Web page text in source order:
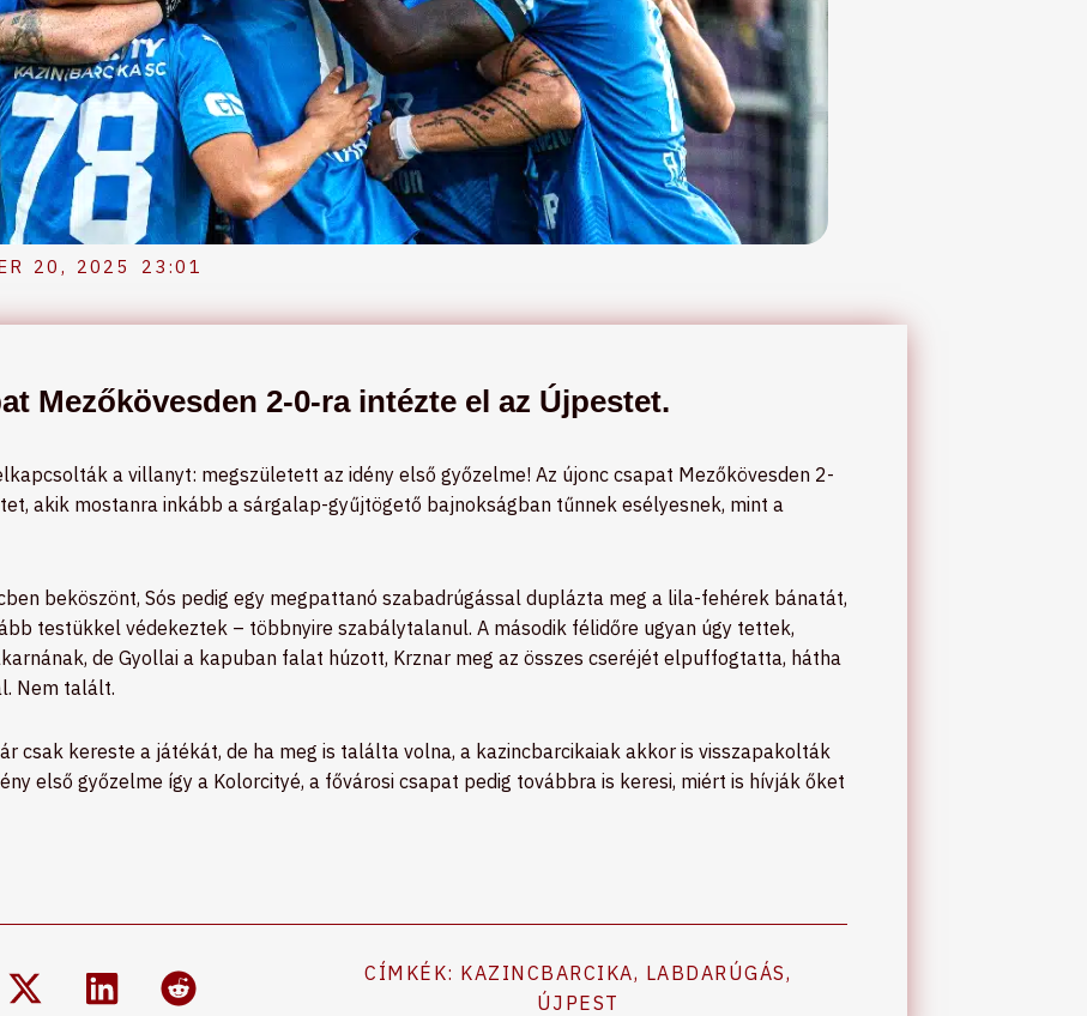
20, 2025 23:01
Mezőkövesden 2-0-ra intézte el az Újpestet.
a villanyt: megszületett az idény első győzelme! Az újonc csapat Mezőkövesden 2-
akik mostanra inkább a sárgalap-gyűjtögető bajnokságban tűnnek esélyesnek, mint a
beköszönt, Sós pedig egy megpattanó szabadrúgással duplázta meg a lila-fehérek bánatát,
testükkel védekeztek – többnyire szabálytalanul. A második félidőre ugyan úgy tettek,
de Gyollai a kapuban falat húzott, Krznar meg az összes cseréjét elpuffogtatta, hátha
Nem talált.
csak kereste a játékát, de ha meg is találta volna, a kazincbarcikaiak akkor is visszapakolták
első győzelme így a Kolorcityé, a fővárosi csapat pedig továbbra is keresi, miért is hívják őket
CÍMKÉK: KAZINCBARCIKA, LABDARÚGÁS,
ÚJPEST